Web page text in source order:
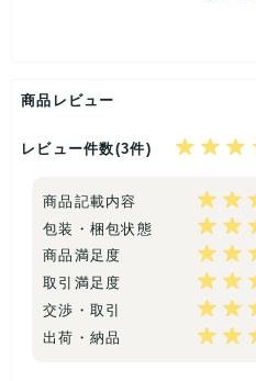
着より選別しております。
いる場合がございます。
す。ネットやショップ・フリマ
【発送方法】
佐川急便 又はヤマト運輸にな
ん。】
※上記以外での配送は対応して
【その他注意事項等】
▼下記記載事項をご理解いただ
い。▼
商品レビュー
レビュー件数(3件)
商品記載内容
包装・梱包状態
商品満足度
取引満足度
交渉・取引
出荷・納品